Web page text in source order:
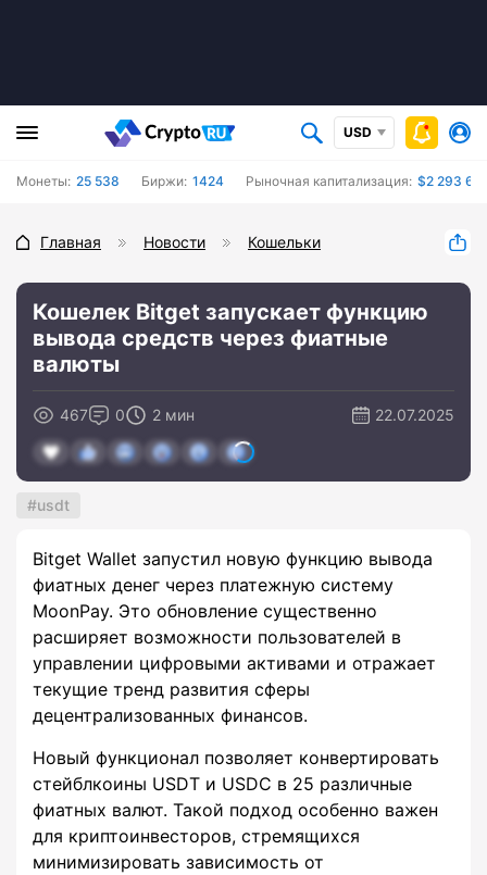
USD
Монеты: 25 538 Биржи: 1424 Рыночная капитализация: $2 293
Главная Новости Кошельки
Кошелек Bitget запускает функцию
вывода средств через фиатные
валюты
467 0 2 мин 22.07.2025
usdt
Bitget Wallet запустил новую функцию вывода
фиатных денег через платежную систему
MoonPay. Это обновление существенно
расширяет возможности пользователей в
управлении цифровыми активами и отражает
текущие тренд развития сферы
децентрализованных финансов.
Новый функционал позволяет конвертировать
стейблкоины USDT и USDC в 25 различные
фиатных валют. Такой подход особенно важен
для криптоинвесторов, стремящихся
минимизировать зависимость от